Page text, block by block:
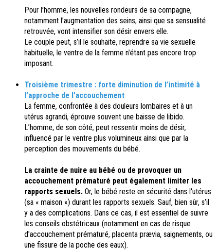
Pour l’homme, les nouvelles rondeurs de sa compagne,
notamment l’augmentation des seins, ainsi que sa sensualité
retrouvée, vont intensifier son désir envers elle.
Le couple peut, s’il le souhaite, reprendre sa vie sexuelle
habituelle, le ventre de la femme n'étant pas encore trop
imposant.
Troisième trimestre : forte diminution de l’intimité à
l’approche de l’accouchement
La femme, confrontée à des douleurs lombaires et à un
utérus agrandi, éprouve souvent une baisse de libido.
L’homme, de son côté, peut ressentir moins de désir,
influencé par le ventre plus volumineux ainsi que par la
perception des mouvements du bébé.
La crainte de nuire au bébé ou de provoquer un
accouchement prématuré peut également limiter les
rapports sexuels. Or, le bébé reste en sécurité dans l'utérus
(sa « maison ») durant les rapports sexuels. Sauf, bien sûr, s’il
y a des complications. Dans ce cas, il est essentiel de suivre
les conseils obstétricaux (notamment en cas de risque
d'accouchement prématuré, placenta prævia, saignements, ou
une fissure de la poche des eaux).